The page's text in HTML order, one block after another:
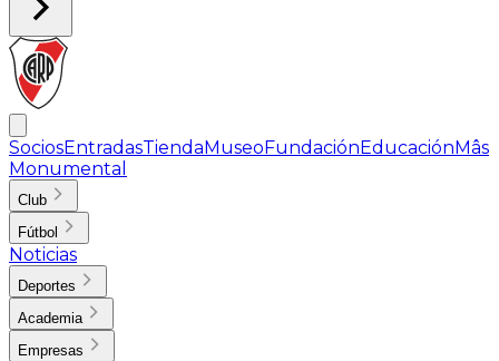
SociosEntradasTiendaMuseoFundaciónEducaciónMâs
Monumental
Club
Fútbol
Noticias
Deportes
Academia
Empresas